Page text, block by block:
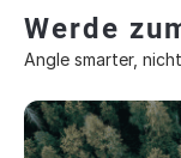
Werde
Angle smarter,